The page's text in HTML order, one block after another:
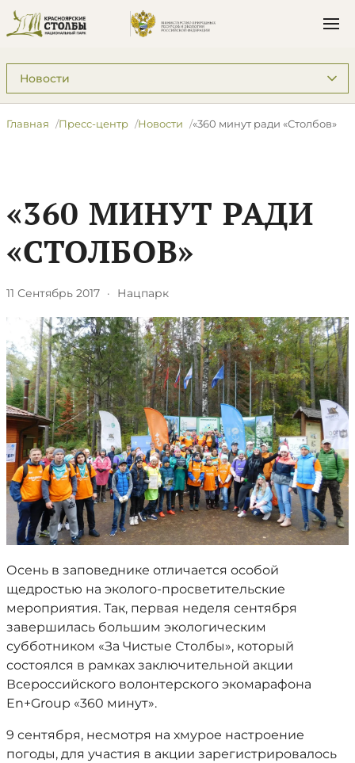
Подразделы: Пресс-центр
Главная Пресс-центр Новости «360 минут ради «Столбов»
«360 МИНУТ РАДИ
«СТОЛБОВ»
11 Сентябрь 2017 · Нацпарк
Осень в заповеднике отличается особой
щедростью на эколого-просветительские
мероприятия. Так, первая неделя сентября
завершилась большим экологическим
субботником «За Чистые Столбы», который
состоялся в рамках заключительной акции
Всероссийского волонтерского экомарафона
En+Group «360 минут».
9 сентября, несмотря на хмурое настроение
погоды, для участия в акции зарегистрировалось